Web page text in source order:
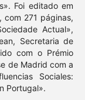
Foi editado em
com 271 páginas,
Actual»,
Secretaria de
com o Prémio
de Madrid com a
Sociales:
Portugal».